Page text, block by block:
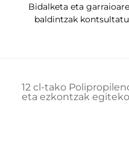
Bidalketa eta
baldintzak kontsultatu
12 cl-tako
eta ezkontzak